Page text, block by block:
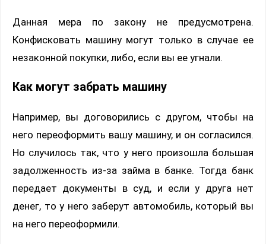
Данная мера по закону не предусмотрена.
Конфисковать машину могут только в случае ее
незаконной покупки, либо, если вы ее угнали.
Как могут забрать машину
Например, вы договорились с другом, чтобы на
него переоформить вашу машину, и он согласился.
Но случилось так, что у него произошла большая
задолженность из-за займа в банке. Тогда банк
передает документы в суд, и если у друга нет
денег, то у него заберут автомобиль, который вы
на него переоформили.